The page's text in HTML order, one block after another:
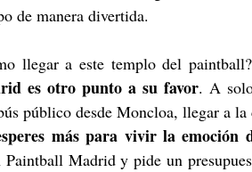
de manera divertida.
llegar a este templo del
es otro punto a su favor. A
público desde Moncloa, llegar a
más para vivir la
Paintball Madrid y pide un